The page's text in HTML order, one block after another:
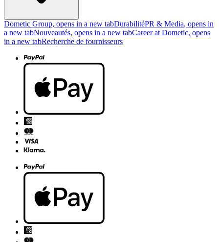
Dometic Group, opens in a new tabDurabilitéPR & Media, opens in
a new tabNouveautés, opens in a new tabCareer at Dometic, opens
in a new tabRecherche de fournisseurs